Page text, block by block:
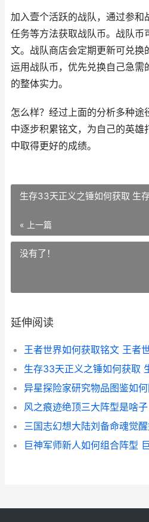
加入壹个活跃的战队，通过参和
任务等方法获取战队币。战队币
文。战队商店会定期更新可兑换
运用战队币，优先兑换自己急需
的整体实力。
怎么样？经过上面的分析多种途
中逐步积累铭文，为自己的英雄
中取得更好的成绩。
生存33天正义之锤如何获取 生
« 上一篇
没有了！
延伸阅读
王者世界如何获取铭文 王者
风之痕迹绝顶三大阵型是啥
巨神军师新人如何组合阵型